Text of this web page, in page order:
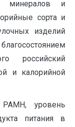
минералов и
сорта и
изделий
российский
и калорийной
уровень
питания в